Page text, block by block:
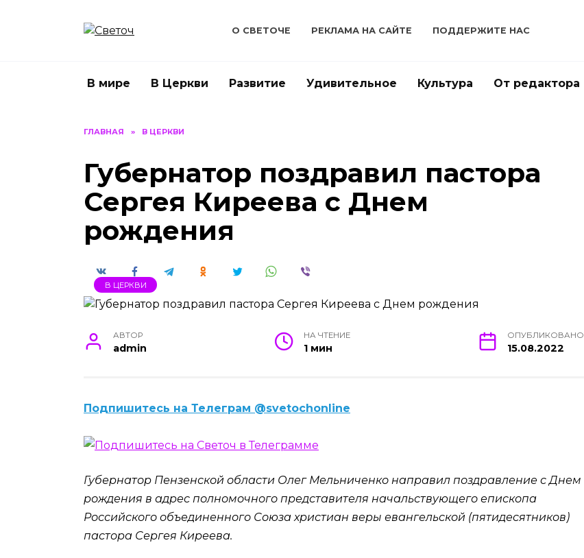
О СВЕТОЧЕ РЕКЛАМА НА САЙТЕ ПОДДЕРЖИТЕ НАС
В мире В Церкви Развитие Удивительное Культура От редактора
ГЛАВНАЯ » В ЦЕРКВИ
Губернатор поздравил пастора
Сергея Киреева с Днем
рождения
В ЦЕРКВИ
АВТОР
admin
НА ЧТЕНИЕ
1 мин
ОПУБЛИКОВАНО
15.08.2022
Подпишитесь на Телеграм @svetochonline
Губернатор Пензенской области Олег Мельниченко направил поздравление с Днем
рождения в адрес полномочного представителя начальствующего епископа
Российского объединенного Союза христиан веры евангельской (пятидесятников)
пастора Сергея Киреева.